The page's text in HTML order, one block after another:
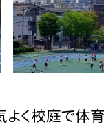
く校庭で体